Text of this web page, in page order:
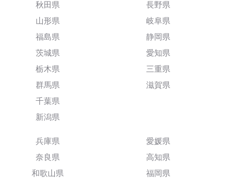
秋田県
山形県
福島県
茨城県
栃木県
群馬県
千葉県
新潟県
長野県
岐阜県
静岡県
愛知県
三重県
滋賀県
兵庫県
奈良県
和歌山県
愛媛県
高知県
福岡県